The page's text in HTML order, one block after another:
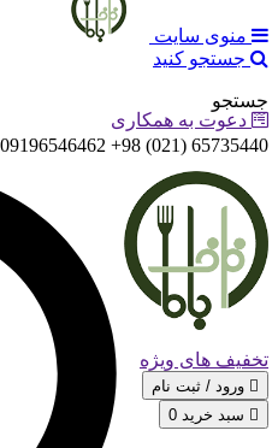
منوی سایت
جستجو کنید
جستجو
دعوت به همکاری
65735440 (021) 98+ 09196546462
تخفیف های ویژه
سبد خرید 0